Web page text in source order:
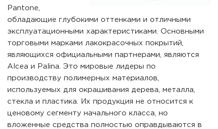
Pantone,
обладающие глубокими оттенками и отличными
эксплуатационными характеристиками. Основными
торговыми марками лакокрасочных покрытий,
являющихся официальными партнерами, являются
Alcea и Palina. Это мировые лидеры по
производству полимерных материалов,
используемых для окрашивания дерева, металла,
стекла и пластика. Их продукция не относится к
ценовому сегменту начального класса, но
вложенные средства полностью оправдываются в